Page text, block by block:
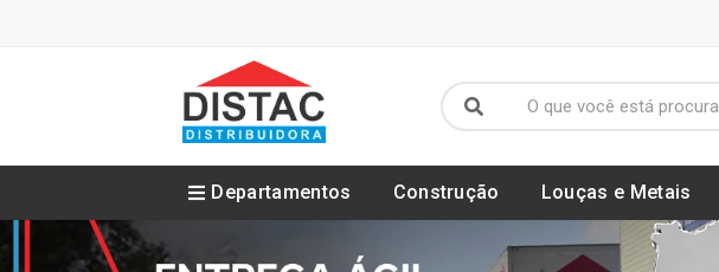
Departamentos Construção Louças e Metais